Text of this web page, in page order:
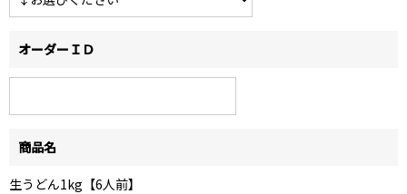
オーダーＩＤ
商品名
生うどん1kg【6人前】